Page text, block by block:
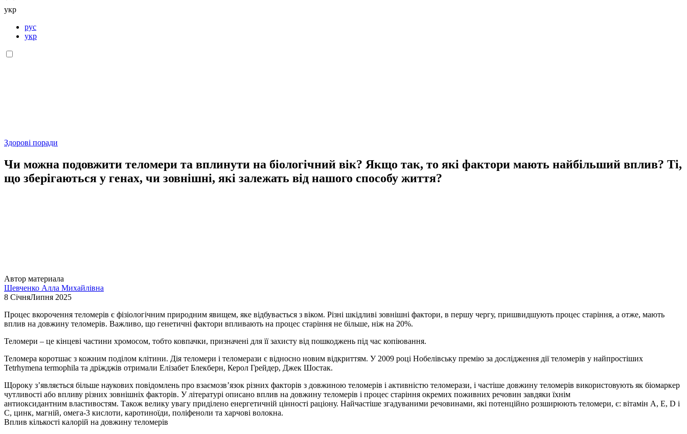
укр
рус
укр
Здорові поради
Чи можна подовжити теломери та вплинути на біологічний вік? Якщо так, то які фактори мають найбільший вплив? Ті,
що зберігаються у генах, чи зовнішні, які залежать від нашого способу життя?
Автор материала
Шевченко Алла Михайлівна
8 СічняЛипня 2025
Процес вкорочення теломерів є фізіологічним природним явищем, яке відбувається з віком. Різні шкідливі зовнішні фактори, в першу чергу, пришвидшують процес старіння, а отже, мають
вплив на довжину теломерів. Важливо, що генетичні фактори впливають на процес старіння не більше, ніж на 20%.
Теломери – це кінцеві частини хромосом, тобто ковпачки, призначені для її захисту від пошкоджень під час копіювання.
Теломера коротшає з кожним поділом клітини. Дія теломери і теломерази є відносно новим відкриттям. У 2009 році Нобелівську премію за дослідження дії теломерів у найпростіших
Tetrhymena termophila та дріжджів отримали Елізабет Блекберн, Керол Грейдер, Джек Шостак.
Щороку зʼявляється більше наукових повідомлень про взаємозвʼязок різних факторів з довжиною теломерів і активністю теломерази, і частіше довжину теломерів використовують як біомаркер
чутливості або впливу різних зовнішніх факторів. У літературі описано вплив на довжину теломерів і процес старіння окремих поживних речовин завдяки їхнім
антиоксидантним властивостям. Також велику увагу приділено енергетичній цінності раціону. Найчастіше згадуваними речовинами, які потенційно розширюють теломери, є: вітамін A, E, D і
С, цинк, магній, омега-3 кислоти, каротиноїди, поліфеноли та харчові волокна.
Вплив кількості калорій на довжину теломерів